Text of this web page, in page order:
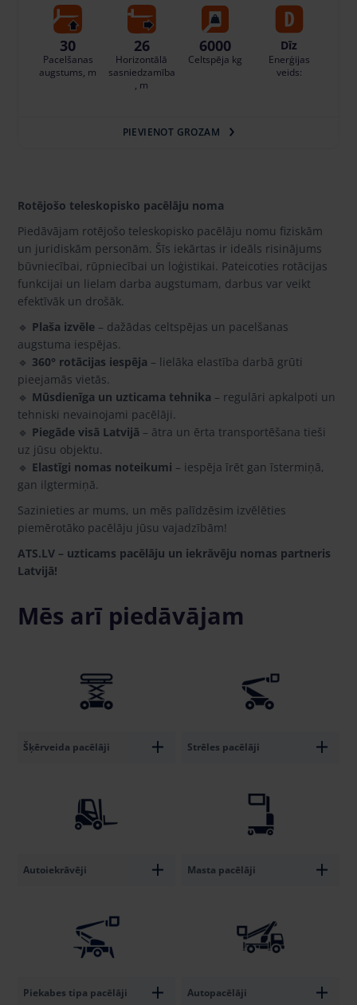
30
Pacelšanas
augstums, m
26
Horizontālā
sasniedzamība
, m
6000
Celtspēja kg
Dīz
Enerģijas
veids:
PIEVIENOT GROZAM
Rotējošo teleskopisko pacēlāju noma
Piedāvājam rotējošo teleskopisko pacēlāju nomu fiziskām
un juridiskām personām. Šīs iekārtas ir ideāls risinājums
būvniecībai, rūpniecībai un loģistikai. Pateicoties rotācijas
funkcijai un lielam darba augstumam, darbus var veikt
efektīvāk un drošāk.
🔹 Plaša izvēle – dažādas celtspējas un pacelšanas
augstuma iespējas.
🔹 360° rotācijas iespēja – lielāka elastība darbā grūti
pieejamās vietās.
🔹 Mūsdienīga un uzticama tehnika – regulāri apkalpoti un
tehniski nevainojami pacēlāji.
🔹 Piegāde visā Latvijā – ātra un ērta transportēšana tieši
uz jūsu objektu.
🔹 Elastīgi nomas noteikumi – iespēja īrēt gan īstermiņā,
gan ilgtermiņā.
Sazinieties ar mums, un mēs palīdzēsim izvēlēties
piemērotāko pacēlāju jūsu vajadzībām!
ATS.LV – uzticams pacēlāju un iekrāvēju nomas partneris
Latvijā!
Mēs arī piedāvājam
Šķērveida pacēlāji Strēles pacēlāji
Autoiekrāvēji Masta pacēlāji
Piekabes tipa pacēlāji Autopacēlāji